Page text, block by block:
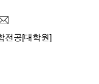
전공[대학원]